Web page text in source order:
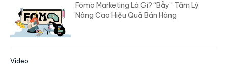
Fomo Marketing Là Gì? “Bẫy” Tâm Lý
Nâng Cao Hiệu Quả Bán Hàng
Video